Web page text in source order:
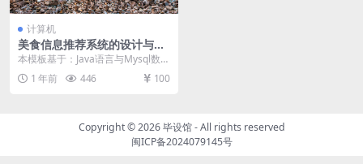
计算机
美食信息推荐系统的设计与实
现毕设模板 毕业设计模板及毕
本模板基于：Java语言与Mysql数据
库开发 系统功能实现 管理员功能介
绍 管...
1 年前 446 100
Copyright © 2026毕设馆- All rights reserved
闽ICP备2024079145号